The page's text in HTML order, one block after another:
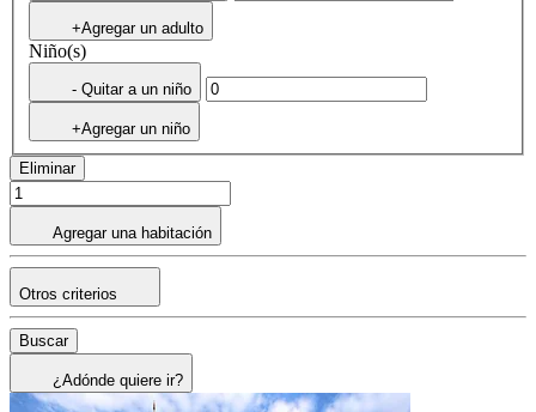
+Agregar un adulto
Niño(s)
- Quitar a un niño
+Agregar un niño
Eliminar
Agregar una habitación
Otros criterios
Buscar
¿Adónde quiere ir?